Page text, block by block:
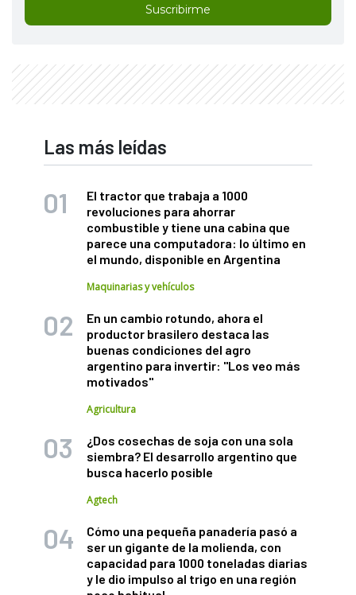
Suscribirme
Las más leídas
El tractor que trabaja a 1000
revoluciones para ahorrar
combustible y tiene una cabina que
parece una computadora: lo último en
el mundo, disponible en Argentina
Maquinarias y vehículos
En un cambio rotundo, ahora el
productor brasilero destaca las
buenas condiciones del agro
argentino para invertir: "Los veo más
motivados"
Agricultura
¿Dos cosechas de soja con una sola
siembra? El desarrollo argentino que
busca hacerlo posible
Agtech
Cómo una pequeña panadería pasó a
ser un gigante de la molienda, con
capacidad para 1000 toneladas diarias
y le dio impulso al trigo en una región